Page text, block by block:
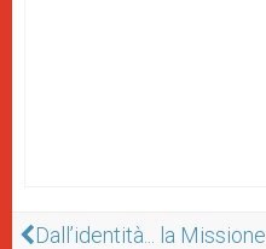
Dall’identità... la Missione